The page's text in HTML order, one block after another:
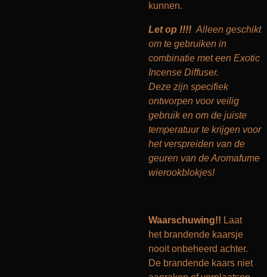
kunnen.
Let op !!!! Alleen geschikt
om te gebruiken in
combinatie met een Exotic
Incense Diffuser.
Deze zijn specifiek
ontworpen voor veilig
gebruik en om de juiste
temperatuur te krijgen voor
het verspreiden van de
geuren van de Aromafume
wierookblokjes!
Waarschuwing!! Laat
het brandende kaarsje
nooit onbeheerd achter.
De brandende kaars niet